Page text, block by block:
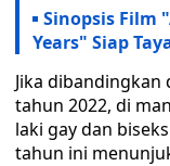
Sinopsis Film
Years" Siap
Jika
tahun 2022, di
laki gay dan
tahun ini